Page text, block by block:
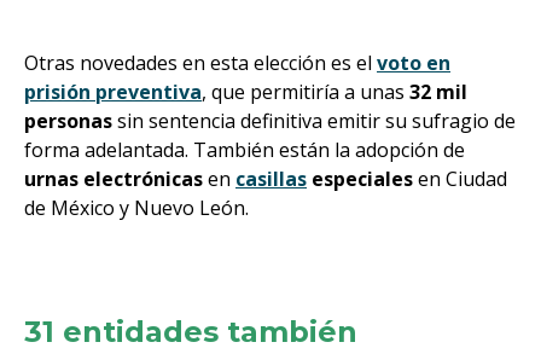
Otras novedades en esta elección es el voto en
prisión preventiva, que permitiría a unas 32 mil
personassin sentencia definitiva emitir su sufragio de
forma adelantada. También están la adopción de
urnas electrónicasen casillas especialesen Ciudad
de México y Nuevo León.
31 entidades también